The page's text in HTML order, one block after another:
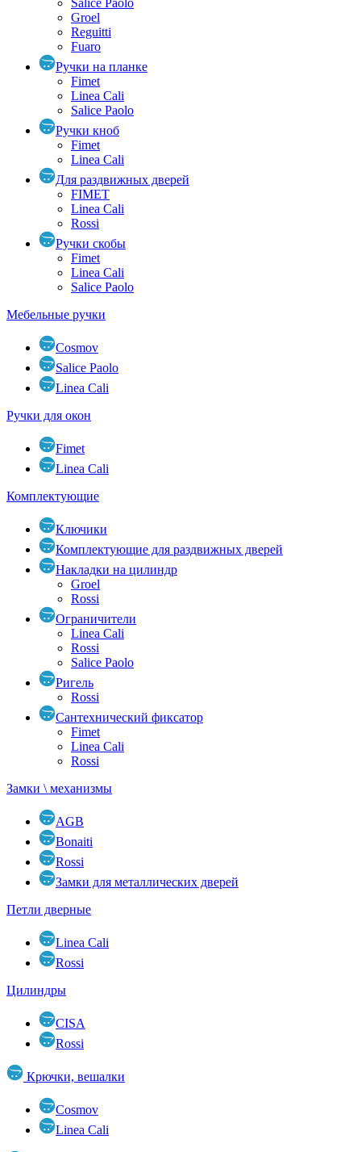
Groel
Reguitti
Fuaro
Ручки на планке
Fimet
Linea Cali
Salice Paolo
Ручки кноб
Fimet
Linea Cali
Для раздвижных дверей
FIMET
Linea Cali
Rossi
Ручки скобы
Fimet
Linea Cali
Salice Paolo
Мебельные ручки
Cosmov
Salice Paolo
Linea Cali
Ручки для окон
Fimet
Linea Cali
Комплектующие
Ключики
Комплектующие для раздвижных дверей
Накладки на цилиндр
Groel
Rossi
Ограничители
Linea Cali
Rossi
Salice Paolo
Ригель
Rossi
Сантехнический фиксатор
Fimet
Linea Cali
Rossi
Замки \ механизмы
AGB
Bonaiti
Rossi
Замки для металлических дверей
Петли дверные
Linea Cali
Rossi
Цилиндры
CISA
Rossi
Крючки, вешалки
Cosmov
Linea Cali